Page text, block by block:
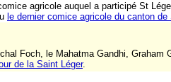
agricole auquel a participé St
le dernier comice agricole du canton de
Foch, le Mahatma Gandhi, Graham
de la Saint Léger.